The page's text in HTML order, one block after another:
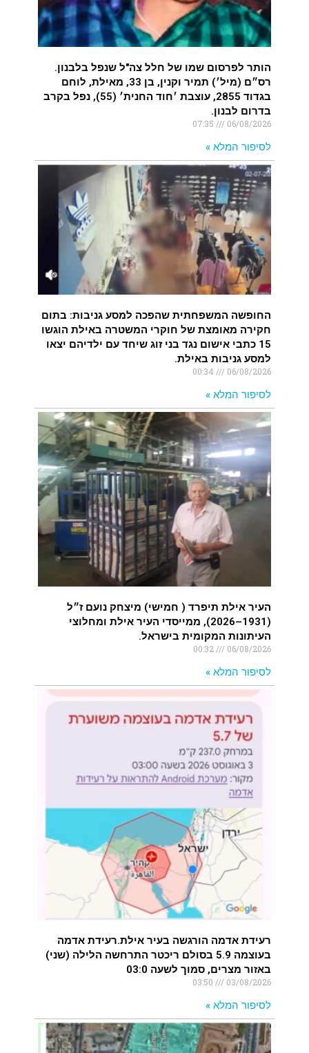
הותר לפרסום שמו של חלל צה"ל שנפל בלבנון.
רס״ם (מיל׳) תמיר וקנין, בן 33, מאילת, לוחם
בגדוד 2855, עוצבת ׳חוד החנית׳ (55), נפל בקרב
בדרום לבנון.
06/08/2026
לסיפור המלא »
החופשה המשפחתית שהפכה למסע גניבות: בתום
חקירה מאומצת של חוקרי המשטרה באילת הוגשו
15 כתבי אישום נגד בני זוג שיחד עם ילדיהם יצאו
למסע גניבות באילת.
06/08/2026
לסיפור המלא »
העיר אילת תיפרד ( חמישי) מיצחק נועם ז״ל
(1931–2026), ממייסדי העיר אילת ומחלוצי
העיתונות המקומית בישראל.
06/08/2026
לסיפור המלא »
רעידת אדמה הורגשה בעיר אילת.רעידת אדמה
בעוצמה 5.9 בסולם ריכטר התרחשה הלילה (שני)
באזור מצרים, סמוך לשעה 03:0
03/08/2026
לסיפור המלא »